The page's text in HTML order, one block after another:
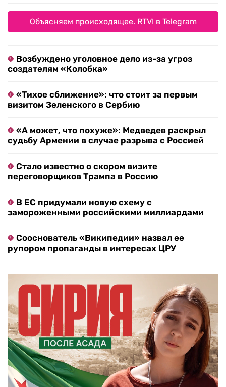
Объясняем происходящее. RTVI в Telegram
Возбуждено уголовное дело из-за угроз
создателям «Колобка»
«Тихое сближение»: что стоит за первым
визитом Зеленского в Сербию
«А может, что похуже»: Медведев раскрыл
судьбу Армении в случае разрыва с Россией
Стало известно о скором визите
переговорщиков Трампа в Россию
В ЕС придумали новую схему с
замороженными российскими миллиардами
Сооснователь «Википедии» назвал ее
рупором пропаганды в интересах ЦРУ